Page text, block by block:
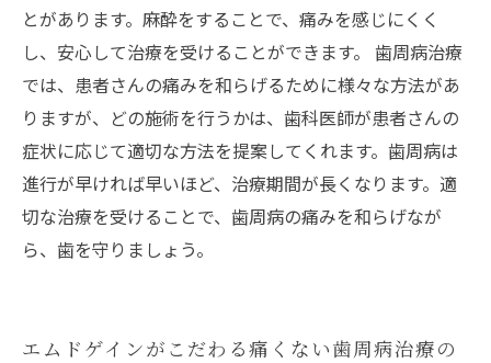
とがあります。麻酔をすることで、痛みを感じにくく
し、安心して治療を受けることができます。 歯周病治療
では、患者さんの痛みを和らげるために様々な方法があ
りますが、どの施術を行うかは、歯科医師が患者さんの
症状に応じて適切な方法を提案してくれます。歯周病は
進行が早ければ早いほど、治療期間が長くなります。適
切な治療を受けることで、歯周病の痛みを和らげなが
ら、歯を守りましょう。
エムドゲインがこだわる痛くない歯周病治療の